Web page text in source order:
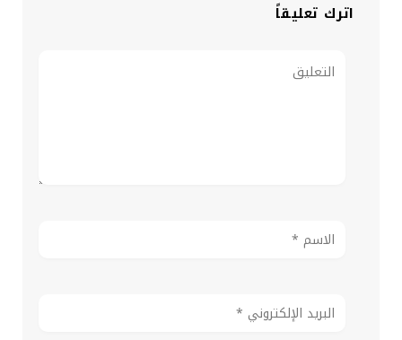
اترك تعليقاً